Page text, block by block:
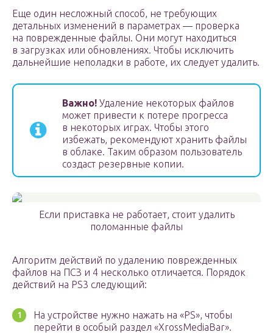
Еще один несложный способ, не требующих
детальных изменений в параметрах — проверка
на поврежденные файлы. Они могут находиться
в загрузках или обновлениях. Чтобы исключить
дальнейшие неполадки в работе, их следует удалить.
Важно! Удаление некоторых файлов
может привести к потере прогресса
в некоторых играх. Чтобы этого
избежать, рекомендуют хранить файлы
в облаке. Таким образом пользователь
создаст резервные копии.
Если приставка не работает, стоит удалить
поломанные файлы
Алгоритм действий по удалению поврежденных
файлов на ПСЗ и 4 несколько отличается. Порядок
действий на PS3 следующий:
На устройстве нужно нажать на «PS», чтобы
перейти в особый раздел «XrossMediaBar».